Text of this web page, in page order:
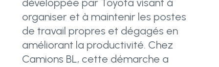
développée par Toyota visant à
organiser et à maintenir les postes
de travail propres et dégagés en
améliorant la productivité. Chez
Camions BL, cette démarche a